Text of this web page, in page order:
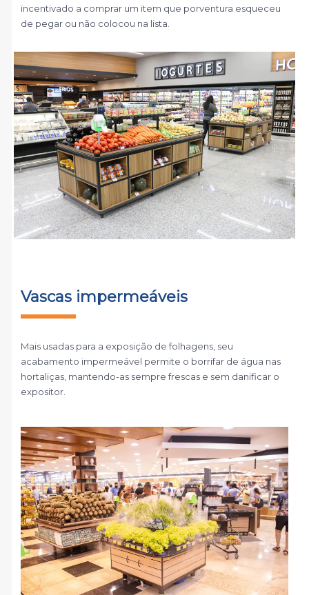
incentivado a comprar um item que porventura esqueceu
de pegar ou não colocou na lista.
Vascas impermeáveis
Mais usadas para a exposição de folhagens, seu
acabamento impermeável permite o borrifar de água nas
hortaliças, mantendo-as sempre frescas e sem danificar o
expositor.